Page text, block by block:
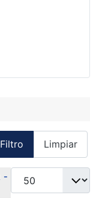
Filtro Limpiar
Cantidad
-